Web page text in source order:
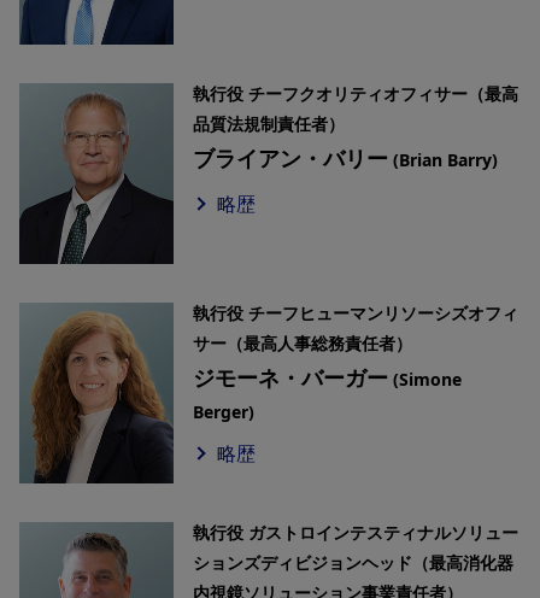
執行役 チーフクオリティオフィサー（最高
品質法規制責任者）
ブライアン・バリー (Brian Barry)
略歴
執行役 チーフヒューマンリソーシズオフィ
サー（最高人事総務責任者）
ジモーネ・バーガー (Simone
Berger)
略歴
執行役 ガストロインテスティナルソリュー
ションズディビジョンヘッド（最高消化器
内視鏡ソリューション事業責任者）